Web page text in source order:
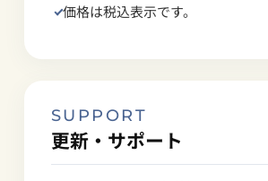
価格は税込表示です。
SUPPORT
更新・サポート